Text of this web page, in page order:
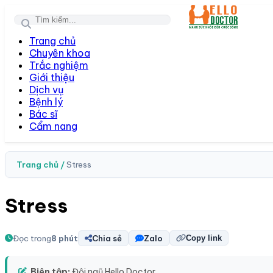
Trang chủ
Chuyên khoa
Trắc nghiệm
Giới thiệu
Dịch vụ
Bệnh lý
Bác sĩ
Cẩm nang
Trang chủ /Stress
Stress
Đọc trong8 phút Chia sẻ Zalo Copy link